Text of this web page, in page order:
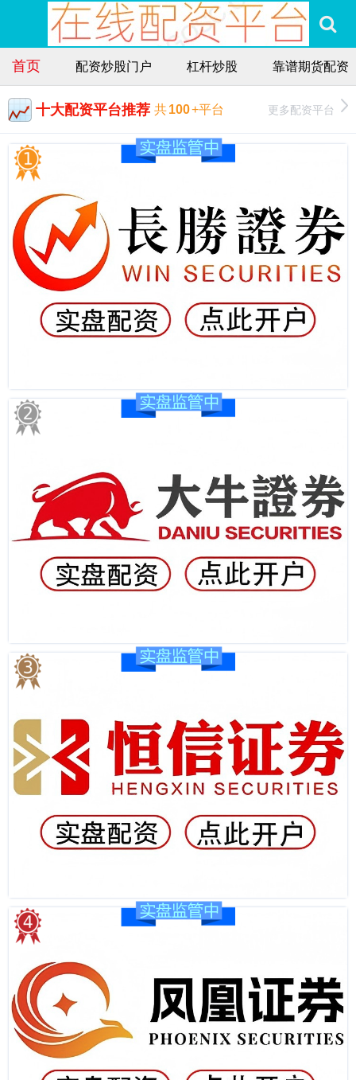
首页 配资炒股门户 杠杆炒股 靠谱期货配资
十大配资平台推荐 共100+平台 更多配资平台